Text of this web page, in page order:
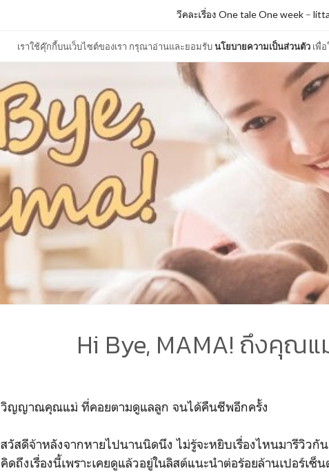
เราใช้คุ๊กกี้บนเว็บไซต์ของเรา กรุณาอ่านและยอมรับนโยบายความเป็นส่วนตัว เพื่
วีคละเรื่อง One tale One week–
Hi Bye, MAMA! ถึงคุณแ
วิญญาณคุณแม่ ที่คอยตามดูแลลูก จนได้คืนชีพอีกครั้ง
สวัสดีจ้าหลังจากหายไปนานนิดนึง ไม่รู้จะหยิบเรื่องไหนมารีวิวกั
คิดถึงเรื่องนี้เพราะเคยดูแล้วอยู่ในลิสต์แนะนำต่อร้อยล้านเปอร์เซ็